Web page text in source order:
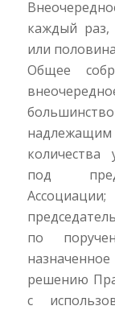
каждый раз,
или
Общее
количества
под
по
решению
с